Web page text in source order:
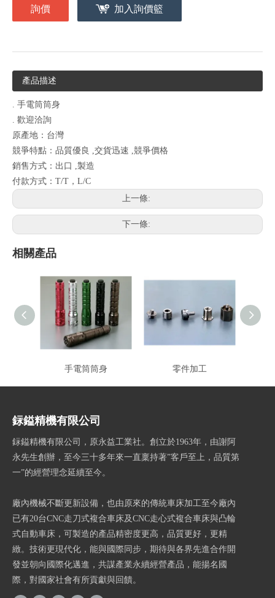
詢價 加入詢價籃
產品描述
. 手電筒筒身
. 歡迎洽詢
原產地：台灣
競爭特點：品質優良 ,交貨迅速 ,競爭價格
銷售方式：出口 ,製造
付款方式：T/T，L/C
上一條:
下一條:
相關產品
手電筒筒身 零件加工
銢鎰精機有限公司
銢鎰精機有限公司，原永益工業社。創立於1963年，由謝阿
永先生創辦，至今三十多年來一直稟持著”客戶至上，品質第
一”的經營理念延續至今。
廠內機械不斷更新設備，也由原來的傳統車床加工至今廠內
已有20台CNC走刀式複合車床及CNC走心式複合車床與凸輪
式自動車床，可製造的產品精密度更高，品質更好，更精
緻。技術更現代化，能與國際同步，期待與各界先進合作開
發並朝向國際化邁進，共謀產業永續經營產品，能揚名國
際，對國家社會有所貢獻與回饋。